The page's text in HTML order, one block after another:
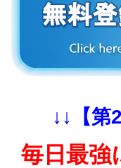
↓↓【第
毎日最強